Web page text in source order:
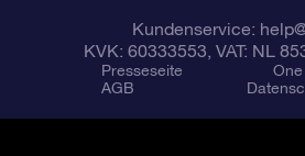
Kundenservice:
KVK: 60333553, VAT: NL
Presseseite
AGB